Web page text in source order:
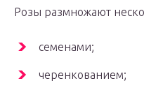
Розы размножают
семенами;
черенкованием;